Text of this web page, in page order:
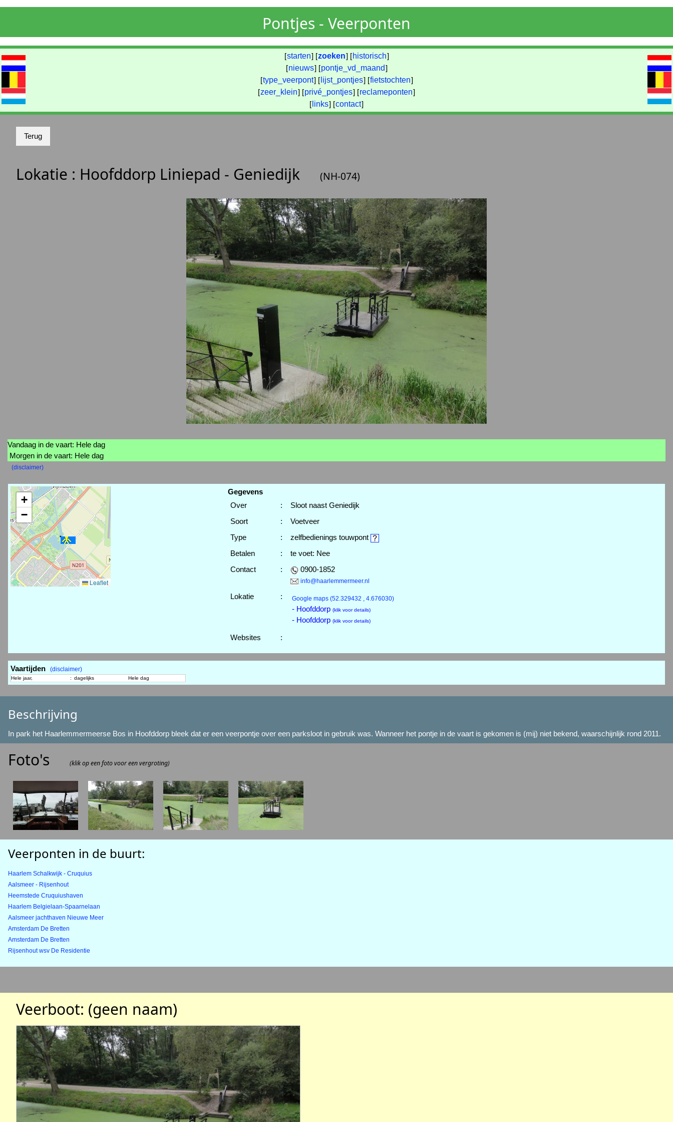
Pontjes - Veerponten
[starten] [zoeken] [ historisch]
[nieuws] [pontje_vd_maand]
[type_veerpont] [ lijst_pontjes] [fietstochten]
[zeer_klein] [privé_pontjes] [reclameponten]
[ links] [contact]
Lokatie : Hoofddorp Liniepad - Geniedijk (NH-074)
Vandaag in de vaart: Hele dag
Morgen in de vaart: Hele dag
(disclaimer)
+
−
Leaflet
Gegevens
Over
:
Sloot naast Geniedijk
Soort
:
Voetveer
Type
:
zelfbedienings touwpont
Betalen
:
te voet: Nee
Contact
: 0900-1852
info@haarlemmermeer.nl
Lokatie : Google maps (52.329432 , 4.676030)
- Hoofddorp (klik voor details)
- Hoofddorp (klik voor details)
Websites :
Vaartijden (disclaimer)
Hele jaar, : dagelijks Hele dag
Beschrijving
In park het Haarlemmermeerse Bos in Hoofddorp bleek dat er een veerpontje over een parksloot in gebruik was. Wanneer het pontje in de vaart is gekomen is (mij) niet bekend, waarschijnlijk rond 2011.
Foto's (klik op een foto voor een vergroting)
Veerponten in de buurt:
Haarlem Schalkwijk - Cruquius
Aalsmeer - Rijsenhout
Heemstede Cruquiushaven
Haarlem Belgielaan-Spaarnelaan
Aalsmeer jachthaven Nieuwe Meer
Amsterdam De Bretten
Amsterdam De Bretten
Rijsenhout wsv De Residentie
Veerboot: (geen naam)